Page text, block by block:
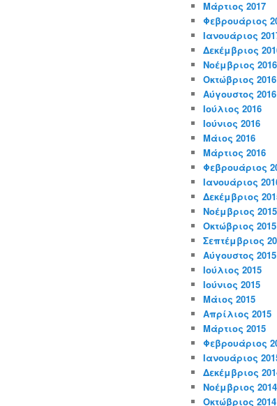
Μάρτιος 2017
Φεβρουάριος
Ιανουάριος
Δεκέμβριος
Νοέμβριος 2016
Οκτώβριος 2016
Αύγουστος 2016
Ιούλιος 2016
Ιούνιος 2016
Μάιος 2016
Μάρτιος 2016
Φεβρουάριος
Ιανουάριος
Δεκέμβριος
Νοέμβριος 2015
Οκτώβριος 2015
Σεπτέμβριος
Αύγουστος 2015
Ιούλιος 2015
Ιούνιος 2015
Μάιος 2015
Απρίλιος 2015
Μάρτιος 2015
Φεβρουάριος
Ιανουάριος
Δεκέμβριος
Νοέμβριος 2014
Οκτώβριος 2014